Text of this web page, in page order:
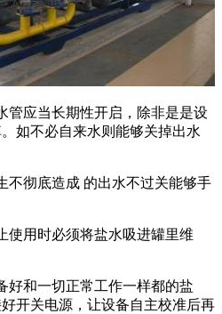
管应当长期性开启，除非是是设
如不必自来水则能够关掉出水
不彻底造成 的出水不过关能够手
使用时必须将盐水吸进罐里维
好和一切正常工作一样都的盐
开关电源，让设备自主校准后再